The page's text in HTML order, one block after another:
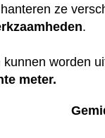
ze
.
kunnen worden
meter.